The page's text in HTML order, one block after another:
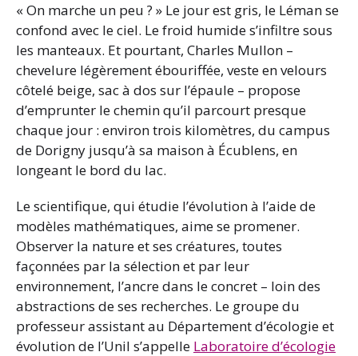
« On marche un peu ? » Le jour est gris, le Léman se
confond avec le ciel. Le froid humide s’infiltre sous
les manteaux. Et pourtant, Charles Mullon –
chevelure légèrement ébouriffée, veste en velours
côtelé beige, sac à dos sur l’épaule – propose
d’emprunter le chemin qu’il parcourt presque
chaque jour : environ trois kilomètres, du campus
de Dorigny jusqu’à sa maison à Écublens, en
longeant le bord du lac.
Le scientifique, qui étudie l’évolution à l’aide de
modèles mathématiques, aime se promener.
Observer la nature et ses créatures, toutes
façonnées par la sélection et par leur
environnement, l’ancre dans le concret – loin des
abstractions de ses recherches. Le groupe du
professeur assistant au Département d’écologie et
évolution de l’Unil s’appelle Laboratoire d’écologie